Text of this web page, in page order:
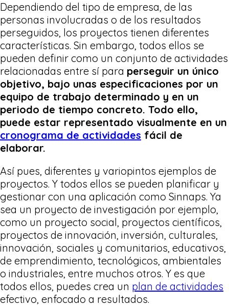
Dependiendo del tipo de empresa, de las
personas involucradas o de los resultados
perseguidos, los proyectos tienen diferentes
características. Sin embargo, todos ellos se
pueden definir como un conjunto de actividades
relacionadas entre sí para perseguir un único
objetivo, bajo unas especificaciones por un
equipo de trabajo determinado y en un
periodo de tiempo concreto. Todo ello,
puede estar representado visualmente en un
cronograma de actividades fácil de
elaborar.
Así pues, diferentes y variopintos ejemplos de
proyectos. Y todos ellos se pueden planificar y
gestionar con una aplicación como Sinnaps. Ya
sea un proyecto de investigación por ejemplo,
como un proyecto social, proyectos científicos,
proyectos de innovación, inversión, culturales,
innovación, sociales y comunitarios, educativos,
de emprendimiento, tecnológicos, ambientales
o industriales, entre muchos otros. Y es que
todos ellos, puedes crea un plan de actividades
efectivo, enfocado a resultados.